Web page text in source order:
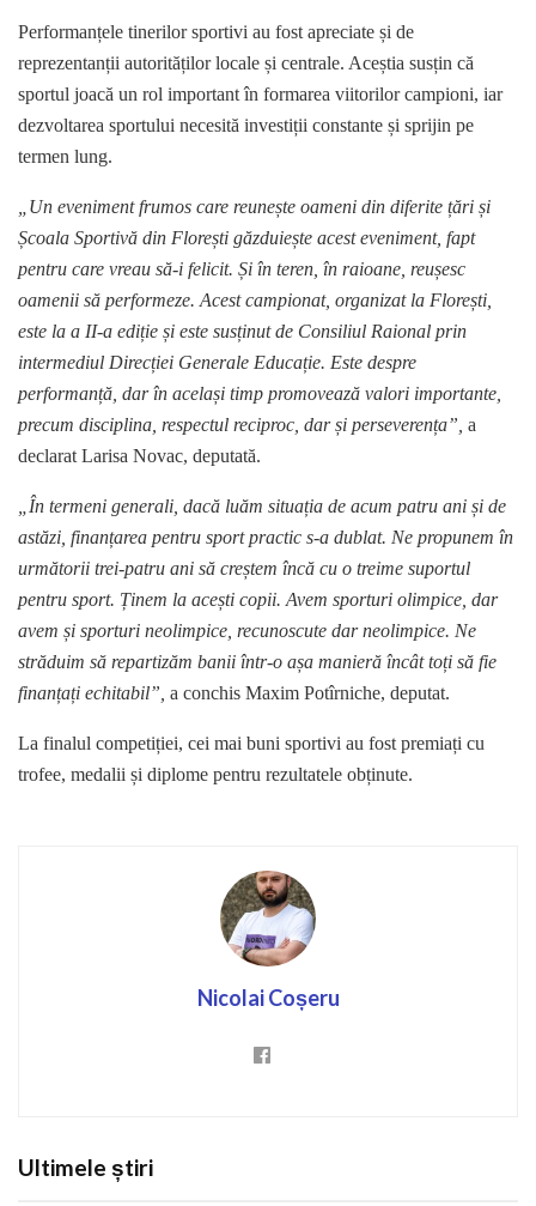
Performanțele tinerilor sportivi au fost apreciate și de
reprezentanții autorităților locale și centrale. Aceștia susțin că
sportul joacă un rol important în formarea viitorilor campioni, iar
dezvoltarea sportului necesită investiții constante și sprijin pe
termen lung.
„Un eveniment frumos care reunește oameni din diferite țări și
Școala Sportivă din Florești găzduiește acest eveniment, fapt
pentru care vreau să-i felicit. Și în teren, în raioane, reușesc
oamenii să performeze. Acest campionat, organizat la Florești,
este la a II-a ediție și este susținut de Consiliul Raional prin
intermediul Direcției Generale Educație. Este despre
performanță, dar în același timp promovează valori importante,
precum disciplina, respectul reciproc, dar și perseverența”, a
declarat Larisa Novac, deputată.
„În termeni generali, dacă luăm situația de acum patru ani și de
astăzi, finanțarea pentru sport practic s-a dublat. Ne propunem în
următorii trei-patru ani să creștem încă cu o treime suportul
pentru sport. Ținem la acești copii. Avem sporturi olimpice, dar
avem și sporturi neolimpice, recunoscute dar neolimpice. Ne
străduim să repartizăm banii într-o așa manieră încât toți să fie
finanțați echitabil”, a conchis Maxim Potîrniche, deputat.
La finalul competiției, cei mai buni sportivi au fost premiați cu
trofee, medalii și diplome pentru rezultatele obținute.
Nicolai Coșeru
Ultimele știri